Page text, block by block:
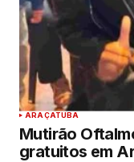
ARAÇATUBA
Mutirão
gratuitos em